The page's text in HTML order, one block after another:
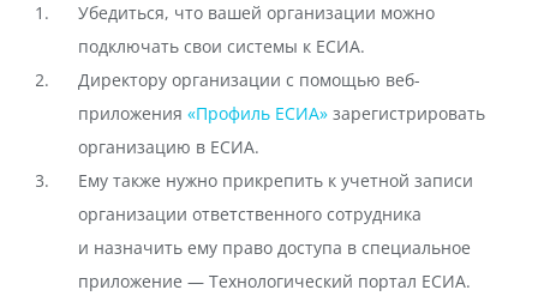
Убедиться, что вашей организации можно
подключать свои системы к ЕСИА.
Директору организации с помощью веб-
приложения «Профиль ЕСИА» зарегистрировать
организацию в ЕСИА.
Ему также нужно прикрепить к учетной записи
организации ответственного сотрудника
и назначить ему право доступа в специальное
приложение — Технологический портал ЕСИА.